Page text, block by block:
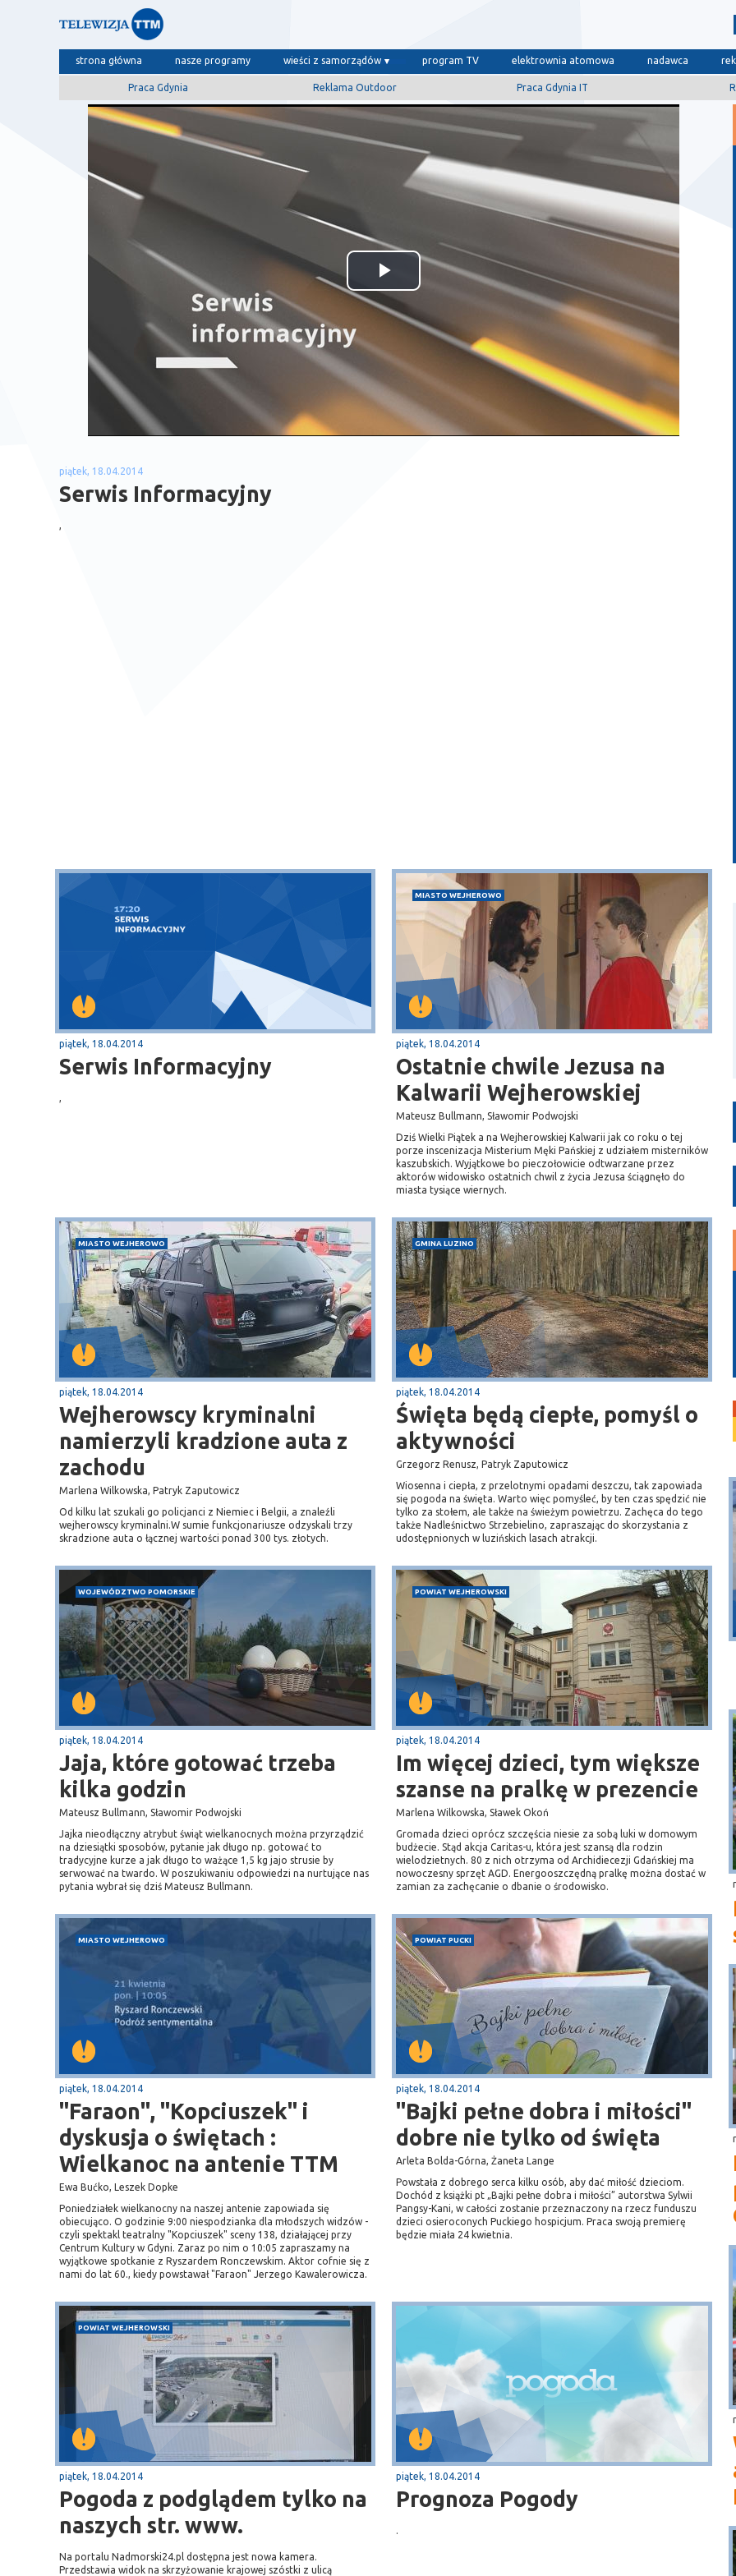
strona główna nasze programy wieści z samorządów program TV elektrownia atomowa nadawca
Praca Gdynia Reklama Outdoor Praca Gdynia IT
Odtwórz
wideo
piątek, 18.04.2014
Serwis Informacyjny
,
piątek, 18.04.2014
Serwis Informacyjny
,
MIASTO WEJHEROWO
piątek, 18.04.2014
Ostatnie chwile Jezusa na
Kalwarii Wejherowskiej
Mateusz Bullmann, Sławomir Podwojski
Dziś Wielki Piątek a na Wejherowskiej Kalwarii jak co roku o tej
porze inscenizacja Misterium Męki Pańskiej z udziałem misterników
kaszubskich. Wyjątkowe bo pieczołowicie odtwarzane przez
aktorów widowisko ostatnich chwil z życia Jezusa ściągnęło do
miasta tysiące wiernych.
MIASTO WEJHEROWO
piątek, 18.04.2014
Wejherowscy kryminalni
namierzyli kradzione auta z
zachodu
Marlena Wilkowska, Patryk Zaputowicz
Od kilku lat szukali go policjanci z Niemiec i Belgii, a znaleźli
wejherowscy kryminalni.W sumie funkcjonariusze odzyskali trzy
skradzione auta o łącznej wartości ponad 300 tys. złotych.
GMINA LUZINO
piątek, 18.04.2014
Święta będą ciepłe, pomyśl o
aktywności
Grzegorz Renusz, Patryk Zaputowicz
Wiosenna i ciepła, z przelotnymi opadami deszczu, tak zapowiada
się pogoda na święta. Warto więc pomyśleć, by ten czas spędzić nie
tylko za stołem, ale także na świeżym powietrzu. Zachęca do tego
także Nadleśnictwo Strzebielino, zapraszając do skorzystania z
udostępnionych w luzińskich lasach atrakcji.
WOJEWÓDZTWO POMORSKIE
piątek, 18.04.2014
Jaja, które gotować trzeba
kilka godzin
Mateusz Bullmann, Sławomir Podwojski
Jajka nieodłączny atrybut świąt wielkanocnych można przyrządzić
na dziesiątki sposobów, pytanie jak długo np. gotować to
tradycyjne kurze a jak długo to ważące 1,5 kg jajo strusie by
serwować na twardo. W poszukiwaniu odpowiedzi na nurtujące nas
pytania wybrał się dziś Mateusz Bullmann.
POWIAT WEJHEROWSKI
piątek, 18.04.2014
Im więcej dzieci, tym większe
szanse na pralkę w prezencie
Marlena Wilkowska, Sławek Okoń
Gromada dzieci oprócz szczęścia niesie za sobą luki w domowym
budżecie. Stąd akcja Caritas-u, która jest szansą dla rodzin
wielodzietnych. 80 z nich otrzyma od Archidiecezji Gdańskiej ma
nowoczesny sprzęt AGD. Energooszczędną pralkę można dostać w
zamian za zachęcanie o dbanie o środowisko.
MIASTO WEJHEROWO
piątek, 18.04.2014
"Faraon", "Kopciuszek" i
dyskusja o świętach :
Wielkanoc na antenie TTM
Ewa Bućko, Leszek Dopke
Poniedziałek wielkanocny na naszej antenie zapowiada się
obiecująco. O godzinie 9:00 niespodzianka dla młodszych widzów -
czyli spektakl teatralny "Kopciuszek" sceny 138, działającej przy
Centrum Kultury w Gdyni. Zaraz po nim o 10:05 zapraszamy na
wyjątkowe spotkanie z Ryszardem Ronczewskim. Aktor cofnie się z
nami do lat 60., kiedy powstawał "Faraon" Jerzego Kawalerowicza.
POWIAT PUCKI
piątek, 18.04.2014
"Bajki pełne dobra i miłości"
dobre nie tylko od święta
Arleta Bolda-Górna, Żaneta Lange
Powstała z dobrego serca kilku osób, aby dać miłość dzieciom.
Dochód z książki pt „Bajki pełne dobra i miłości” autorstwa Sylwii
Pangsy-Kani, w całości zostanie przeznaczony na rzecz funduszu
dzieci osieroconych Puckiego hospicjum. Praca swoją premierę
będzie miała 24 kwietnia.
POWIAT WEJHEROWSKI
piątek, 18.04.2014
Pogoda z podglądem tylko na
naszych str. www.
Na portalu Nadmorski24.pl dostępna jest nowa kamera.
Przedstawia widok na skrzyżowanie krajowej szóstki z ulicą
piątek, 18.04.2014
Prognoza Pogody
.
krajową nr 6
Sopot
plaża
Puck
Przystań, molo